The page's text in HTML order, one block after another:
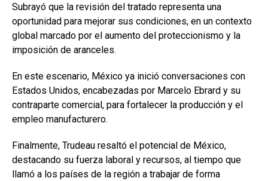
Subrayó que la revisión del tratado representa una
oportunidad para mejorar sus condiciones, en un contexto
global marcado por el aumento del proteccionismo y la
imposición de aranceles.
En este escenario, México ya inició conversaciones con
Estados Unidos, encabezadas por Marcelo Ebrard y su
contraparte comercial, para fortalecer la producción y el
empleo manufacturero.
Finalmente, Trudeau resaltó el potencial de México,
destacando su fuerza laboral y recursos, al tiempo que
llamó a los países de la región a trabajar de forma